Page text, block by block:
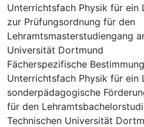
Unterrichtsfach Physik für ein
zur Prüfungsordnung für den
Lehramtsmasterstudiengang
Universität Dortmund
Fächerspezifische
Unterrichtsfach Physik für ein
sonderpädagogische
für den
Technischen Universität